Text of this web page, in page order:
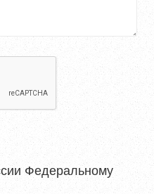
Федеральному